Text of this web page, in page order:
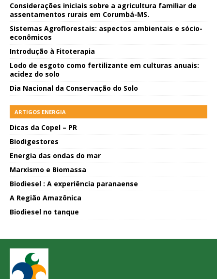
Considerações iniciais sobre a agricultura familiar de
assentamentos rurais em Corumbá-MS.
Sistemas Agroflorestais: aspectos ambientais e sócio-
econômicos
Introdução à Fitoterapia
Lodo de esgoto como fertilizante em culturas anuais:
acidez do solo
Dia Nacional da Conservação do Solo
ARTIGOS ENERGIA
Dicas da Copel – PR
Biodigestores
Energia das ondas do mar
Marxismo e Biomassa
Biodiesel : A experiência paranaense
A Região Amazônica
Biodiesel no tanque